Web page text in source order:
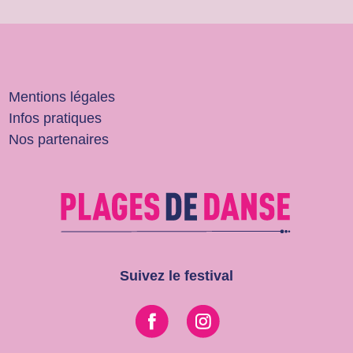
Mentions légales
Infos pratiques
Nos partenaires
Suivez le festival